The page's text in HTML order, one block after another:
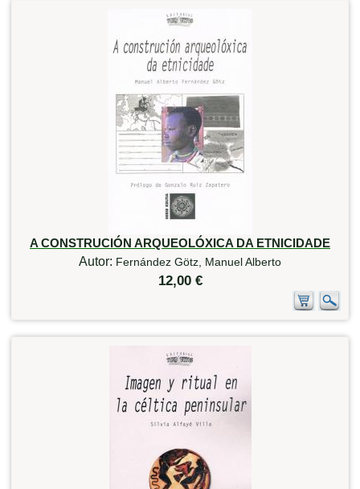
A CONSTRUCIÓN ARQUEOLÓXICA DA ETNICIDADE
Autor: Fernández Götz, Manuel Alberto
12,00 €